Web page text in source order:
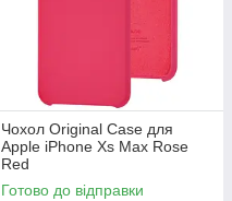
Чохол Original Case для
Apple iPhone Xs Max Rose
Red
Готово до відправки